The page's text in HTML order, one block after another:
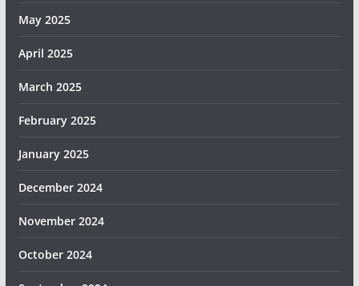
May 2025
April 2025
March 2025
February 2025
January 2025
December 2024
November 2024
October 2024